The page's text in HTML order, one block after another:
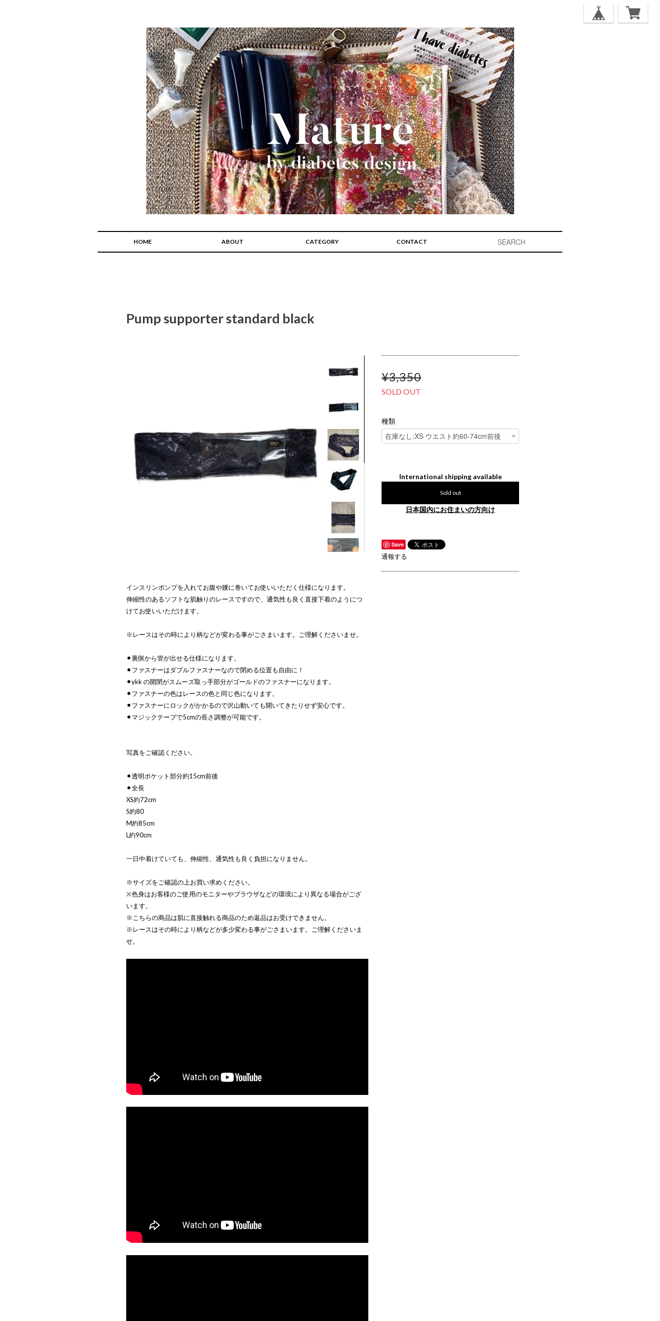
HOME ABOUT CATEGORY CONTACT
Pump supporter standard black
インスリンポンプを入れてお腹や腰に巻いてお使いいただく仕様になります。
伸縮性のあるソフトな肌触りのレースですので、通気性も良く直接下着のようにつ
けてお使いいただけます。
※レースはその時により柄などが変わる事がごさまいます。ご理解くださいませ。
⚫︎裏側から管が出せる仕様になります。
⚫︎ファスナーはダブルファスナーなので閉める位置も自由に！
⚫︎ykk の開閉がスムーズ取っ手部分がゴールドのファスナーになります。
⚫︎ファスナーの色はレースの色と同じ色になります。
⚫︎ファスナーにロックがかかるので沢山動いても開いてきたりせず安心です。
⚫︎マジックテープで5cmの長さ調整が可能です。
写真をご確認ください。
⚫︎透明ポケット部分約15cm前後
⚫︎全長
XS約72cm
S約80
M約85cm
L約90cm
一日中着けていても、伸縮性、通気性も良く負担になりません。
※サイズをご確認の上お買い求めください。
※色身はお客様のご使用のモニターやブラウザなどの環境により異なる場合がござ
います。
※こちらの商品は肌に直接触れる商品のため返品はお受けできません。
※レースはその時により柄などが多少変わる事がごさまいます。ご理解くださいま
せ。
¥3,350
SOLD OUT
種類
International shipping available
Sold out
日本国内にお住まいの方向け
Save
通報する